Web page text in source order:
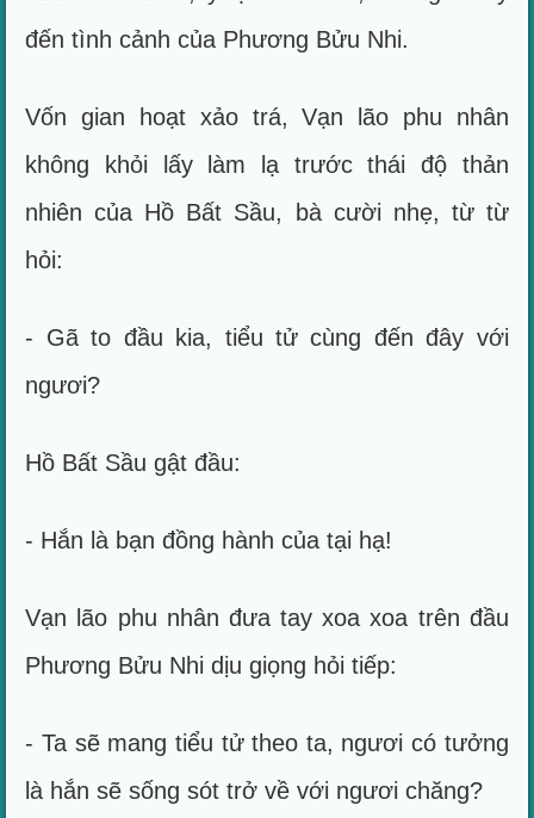
đến tình cảnh của Phương Bửu Nhi.
Vốn gian hoạt xảo trá, Vạn lão phu nhân
không khỏi lấy làm lạ trước thái độ thản
nhiên của Hồ Bất Sầu, bà cười nhẹ, từ từ
hỏi:
- Gã to đầu kia, tiểu tử cùng đến đây với
ngươi?
Hồ Bất Sầu gật đầu:
- Hắn là bạn đồng hành của tại hạ!
Vạn lão phu nhân đưa tay xoa xoa trên đầu
Phương Bửu Nhi dịu giọng hỏi tiếp:
- Ta sẽ mang tiểu tử theo ta, ngươi có tưởng
là hắn sẽ sống sót trở về với ngươi chăng?